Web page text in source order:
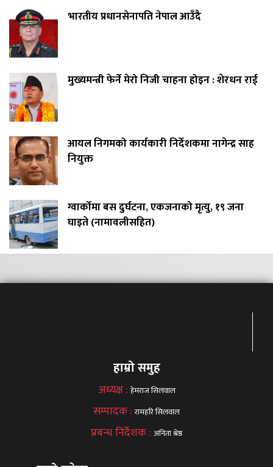
भारतीय प्रधानसेनापति नेपाल आउँदै
मुख्यमन्त्री फेर्ने मेरो निजी चाहना होइन : शेरधन राई
आयल निगमको कार्यकारी निर्देशकमा नागेन्द्र साह
नियुक्त
ग्वार्कोमा बस दुर्घटना, एकजनाको मृत्यु, १९ जना
घाइते (नामावलीसहित)
हाम्रो समुह
अध्यक्ष : हेमराज सिलवाल
सम्पादक :रामहरि सिलवाल
प्रबन्ध निर्देशक : अनिता श्रेष्ठ